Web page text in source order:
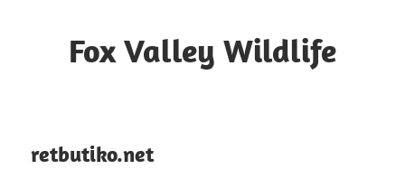
contentFox Valley Wildlife
retbutiko.net